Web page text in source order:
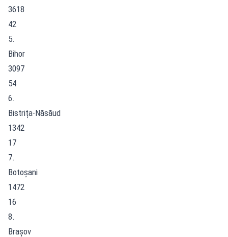
3618
42
5.
Bihor
3097
54
6.
Bistrița-Năsăud
1342
17
7.
Botoșani
1472
16
8.
Brașov